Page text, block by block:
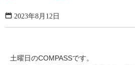
2023年8月12日
土曜日のCOMPASSです。